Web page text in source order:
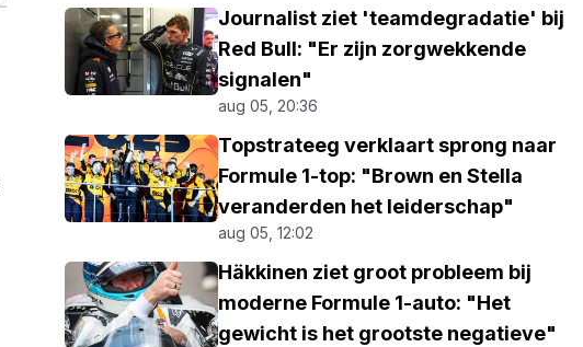
Journalist ziet 'teamdegradatie' bij
Red Bull: "Er zijn zorgwekkende
signalen"
aug 05, 20:36
Topstrateeg verklaart sprong naar
Formule 1-top: "Brown en Stella
veranderden het leiderschap"
aug 05, 12:02
Häkkinen ziet groot probleem bij
moderne Formule 1-auto: "Het
gewicht is het grootste negatieve"